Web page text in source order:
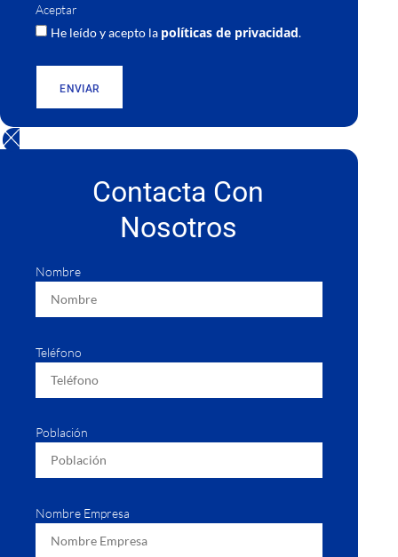
Aceptar
He leído y acepto la políticas de privacidad.
ENVIAR
Contacta Con
Nosotros
Nombre
Teléfono
Población
Nombre Empresa